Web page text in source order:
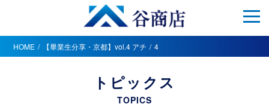
HOME 【畢業生分享・京都】vol.4 アチ 4
トピックス
TOPICS